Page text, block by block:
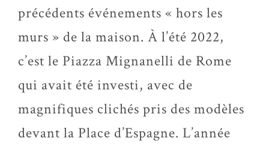
précédents événements « hors les
murs » de la maison. À l’été 2022,
c’est le Piazza Mignanelli de Rome
qui avait été investi, avec de
magnifiques clichés pris des modèles
devant la Place d’Espagne. L’année